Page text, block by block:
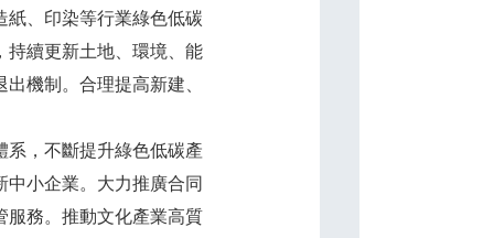
、印染等行業綠色低碳
持續更新土地、環境、能
機制。合理提高新建、
，不斷提升綠色低碳產
小企業。大力推廣合同
服務。推動文化產業高質